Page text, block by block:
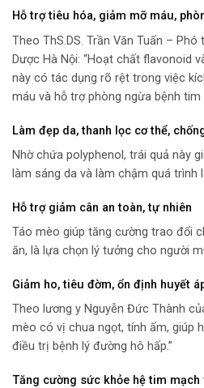
Hỗ trợ tiêu hóa, giảm mỡ máu,
Theo ThS.DS. Trần Văn Tuấn –
Dược Hà Nội: “Hoạt chất flavonoid
này có tác dụng rõ rệt trong việc
máu và hỗ trợ phòng ngừa bệnh tim
Làm đẹp da, thanh lọc cơ thể,
Nhờ chứa polyphenol, trái quả này
làm sáng da và làm chậm quá trình
Hỗ trợ giảm cân an toàn, tự nhiên
Táo mèo giúp tăng cường trao đổi
ăn, là lựa chọn lý tưởng cho người
Giảm ho, tiêu đờm, ổn định huyết
Theo lương y Nguyễn Đức Thành
mèo có vị chua ngọt, tính ấm, giúp
điều trị bệnh lý đường hô hấp.”
Tăng cường sức khỏe hệ tim mạch